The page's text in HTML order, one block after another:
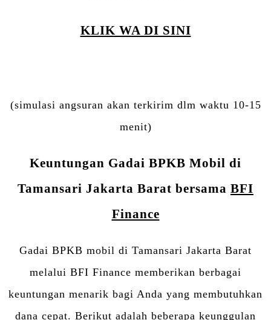
KLIK WA DI SINI
(simulasi angsuran akan terkirim dlm waktu 10-15
menit)
Keuntungan Gadai BPKB Mobil di
Tamansari Jakarta Barat bersama BFI
Finance
Gadai BPKB mobil di Tamansari Jakarta Barat
melalui BFI Finance memberikan berbagai
keuntungan menarik bagi Anda yang membutuhkan
dana cepat. Berikut adalah beberapa keunggulan